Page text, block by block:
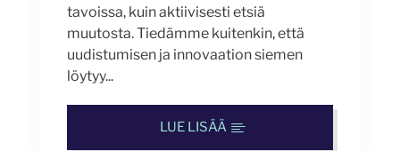
tavoissa, kuin aktiivisesti etsiä
muutosta. Tiedämme kuitenkin, että
uudistumisen ja innovaation siemen
löytyy...
LUE LISÄÄ